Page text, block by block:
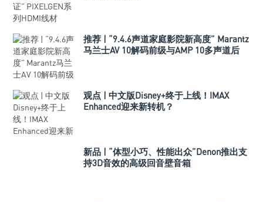
推荐 | “9.4.6声道家庭影院新高度” Marantz
马兰士AV 10解码前级与AMP 10多声道后
观点 | 中文版Disney+终于上线！IMAX
Enhanced迎来新转机？
新品 | “体型小巧、性能出众”Denon推出支
持3D音效的高级回音壁音箱